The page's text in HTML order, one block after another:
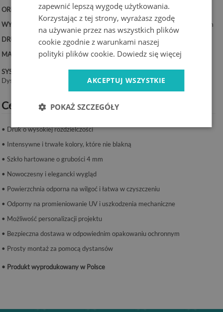
ORIENTACJA:Pionowa
WYMIARY:
50x100 cm, 50x125 cm, 70x100 cm, 60x120 cm, 70x140 cm
DRUK:
UV – trwałe kolory
MATERIAŁ:
Szkło hartowane 4 mm
SYSTEM MONTAŻU:
Dystanse lub taśma montażowa.
Cechy produktu:
• Druk o wysokiej rozdzielczości
• Intensywne i trwałe kolory, które nie blakną
• Szkło hartowane o grubości 4 mm
• Nowoczesny i elegancki wygląd
• Powierzchnia odporna na wilgoć i łatwa w czyszczeniu
• Odporny na promieniowanie UV i uszkodzenia mechaniczne
• Możliwość personalizacji projektu
• Bezpieczna dostawa w odpowiednim opakowaniu ochronnym
• Prosty montaż za pomocą dystansów
• Produkt wyprodukowany w Polsce
zapewnić lepszą wygodę użytkowania.
Korzystając z tej strony, wyrażasz zgodę
na używanie przez nas wszystkich plików
cookie zgodnie z warunkami naszej
polityki plików cookie. Dowiedz się więcej
AKCEPTUJ WSZYSTKIE
POKAŻ SZCZEGÓŁY